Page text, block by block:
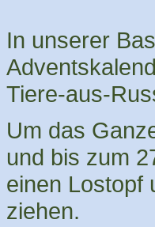
In unserer
Tiere-aus-
Um das
und bis zum
einen Lostopf
ziehen.